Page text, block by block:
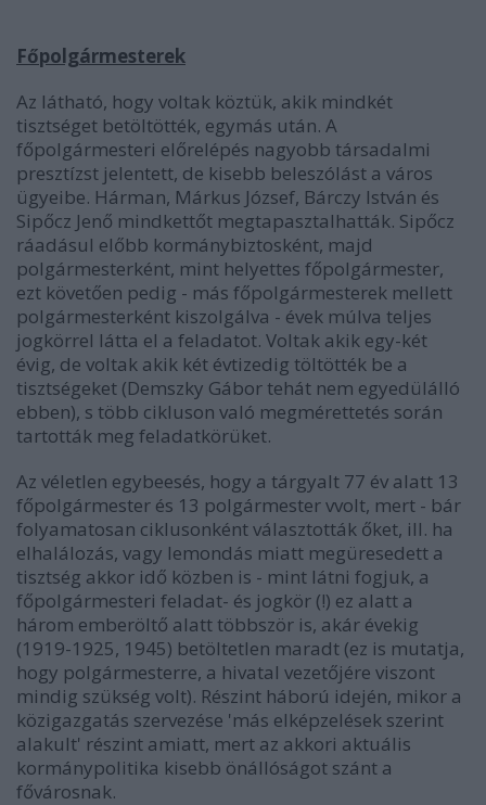
Főpolgármesterek
Az látható, hogy voltak köztük, akik mindkét
tisztséget betöltötték, egymás után. A
főpolgármesteri előrelépés nagyobb társadalmi
presztízst jelentett, de kisebb beleszólást a város
ügyeibe. Hárman, Márkus József, Bárczy István és
Sipőcz Jenő mindkettőt megtapasztalhatták. Sipőcz
ráadásul előbb kormánybiztosként, majd
polgármesterként, mint helyettes főpolgármester,
ezt követően pedig - más főpolgármesterek mellett
polgármesterként kiszolgálva - évek múlva teljes
jogkörrel látta el a feladatot. Voltak akik egy-két
évig, de voltak akik két évtizedig töltötték be a
tisztségeket (Demszky Gábor tehát nem egyedülálló
ebben), s több cikluson való megmérettetés során
tartották meg feladatkörüket.
Az véletlen egybeesés, hogy a tárgyalt 77 év alatt 13
főpolgármester és 13 polgármester vvolt, mert - bár
folyamatosan ciklusonként választották őket, ill. ha
elhalálozás, vagy lemondás miatt megüresedett a
tisztség akkor idő közben is - mint látni fogjuk, a
főpolgármesteri feladat- és jogkör (!) ez alatt a
három emberöltő alatt többször is, akár évekig
(1919-1925, 1945) betöltetlen maradt (ez is mutatja,
hogy polgármesterre, a hivatal vezetőjére viszont
mindig szükség volt). Részint háború idején, mikor a
közigazgatás szervezése 'más elképzelések szerint
alakult' részint amiatt, mert az akkori aktuális
kormánypolitika kisebb önállóságot szánt a
fővárosnak.